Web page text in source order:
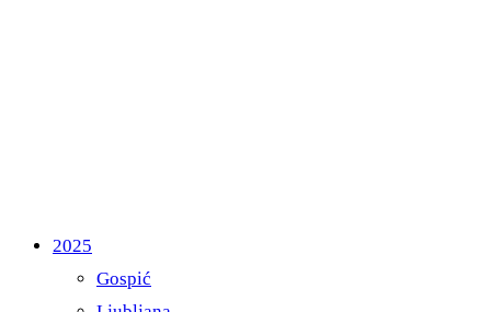
2025
Gospić